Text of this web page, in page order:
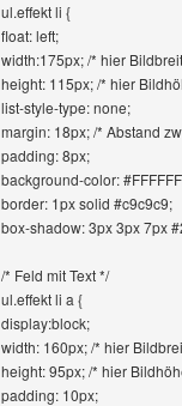
ul.effekt li {
float: left;
width:175px; /* hier
height: 115px; /* hier
list-style-type: none;
margin: 18px; /* Abstand
padding: 8px;
background-color:
border: 1px solid #c9c9c9;
box-shadow: 3px 3px 7px
/* Feld mit Text */
ul.effekt li a {
display:block;
width: 160px; /* hier
height: 95px; /* hier
padding: 10px;